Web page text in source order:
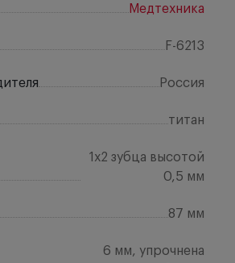
Медтехника
F-6213
Россия
титан
1х2 зубца высотой
0,5 мм
87 мм
6 мм, упрочнена